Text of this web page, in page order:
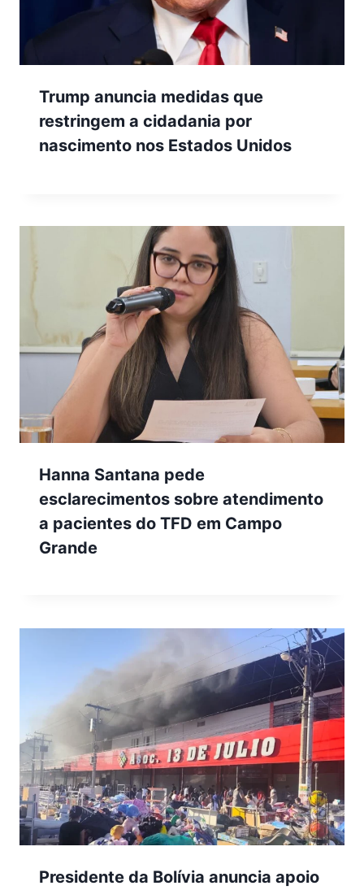
Trump anuncia medidas que
restringem a cidadania por
nascimento nos Estados Unidos
Hanna Santana pede
esclarecimentos sobre atendimento
a pacientes do TFD em Campo
Grande
Presidente da Bolívia anuncia apoio